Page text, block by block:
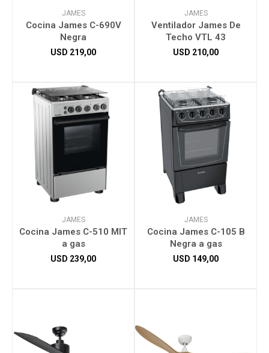
JAMES
Cocina James C-690V
Negra
USD 219,00
JAMES
Ventilador James De
Techo VTL 43
USD 210,00
JAMES
Cocina James C-510 MIT
a gas
USD 239,00
JAMES
Cocina James C-105 B
Negra a gas
USD 149,00